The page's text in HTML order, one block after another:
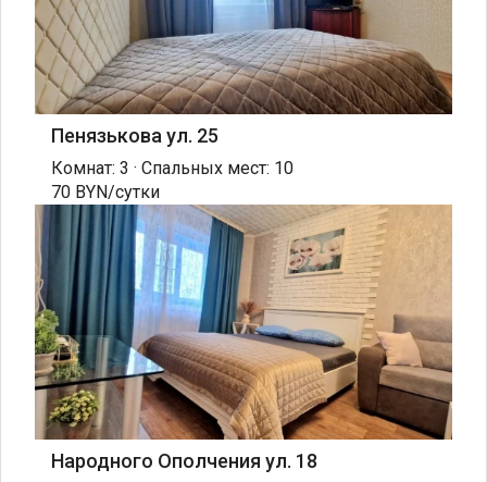
Пенязькова ул. 25
Комнат: 3 · Спальных мест: 10
70 BYN/сутки
Народного Ополчения ул. 18